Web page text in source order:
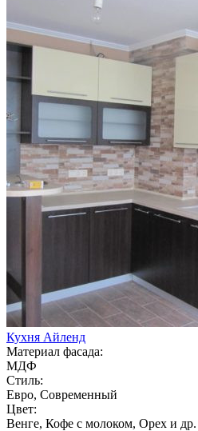
Кухня Айленд
Материал фасада:
МДФ
Стиль:
Евро, Современный
Цвет:
Венге, Кофе с молоком, Орех и др.